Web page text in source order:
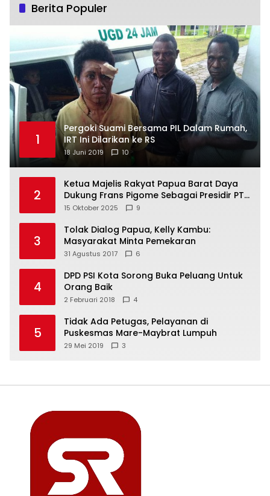
Berita Populer
1
Pergoki Suami Bersama PIL Dalam Rumah,
IRT Ini Dilarikan ke RS
18 Juni 2019 10
2
Ketua Majelis Rakyat Papua Barat Daya
Dukung Frans Pigome Sebagai Presidir PT
Freeport Indonesia
15 Oktober 2025 9
3
Tolak Dialog Papua, Kelly Kambu:
Masyarakat Minta Pemekaran
31 Agustus 2017 6
4
DPD PSI Kota Sorong Buka Peluang Untuk
Orang Baik
2 Februari 2018 4
5
Tidak Ada Petugas, Pelayanan di
Puskesmas Mare-Maybrat Lumpuh
29 Mei 2019 3